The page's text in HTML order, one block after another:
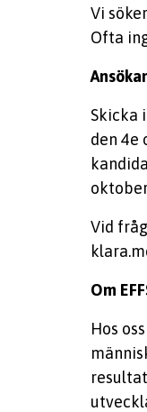
Vi
Ofta
Skicka
den 4e
Vid
Om
Hos